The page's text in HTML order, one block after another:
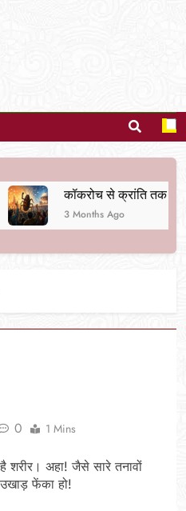
कॉकरोच से क्रांति तक
3 Months Ago
0 1 Mins
शरीर। अहा! जैसे सारे तनावों
फेंका हो!